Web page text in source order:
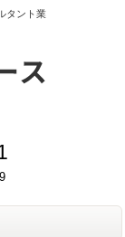
タント業